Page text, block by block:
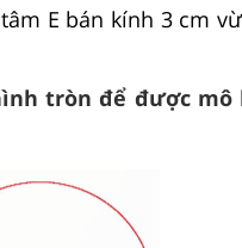
E bán kính 3 cm
tròn để được